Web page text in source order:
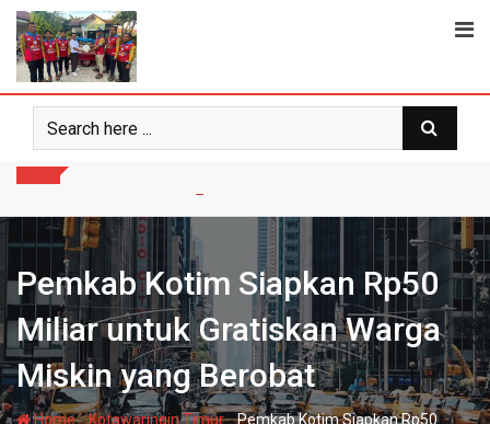
Skip
content
Pemkab Kotim Siapkan Rp50
Miliar untuk Gratiskan Warga
Miskin yang Berobat
Home-Kotawaringin Timur-Pemkab Kotim Siapkan Rp50